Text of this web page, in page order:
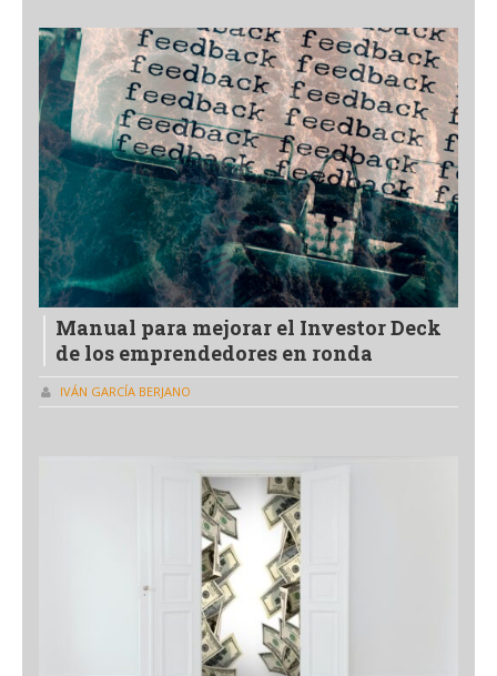
Manual para mejorar el Investor Deck
de los emprendedores en ronda
IVÁN GARCÍA BERJANO